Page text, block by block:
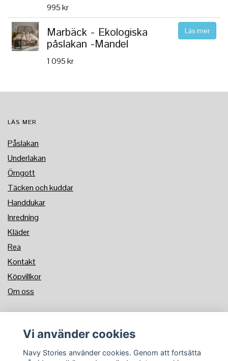
995 kr
Marbäck - Ekologiska
påslakan -Mandel
1 095 kr
Läs mer
LÄS MER
Påslakan
Underlakan
Örngott
Täcken och kuddar
Handdukar
Inredning
Kläder
Rea
Kontakt
Köpvillkor
Om oss
Vi använder cookies
Navy Stories använder cookies. Genom att fortsätta